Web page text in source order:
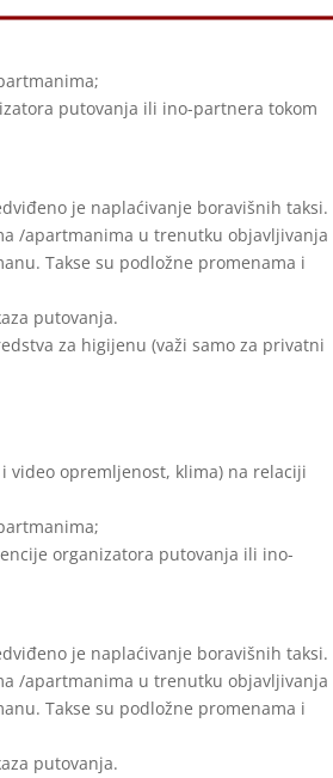
putovanja ili ino-partnera tokom
je naplaćivanje boravišnih taksi.
/apartmanima u trenutku objavljivanja
Takse su podložne promenama i
putovanja.
za higijenu (važi samo za privatni
video opremljenost, klima) na relaciji
organizatora putovanja ili ino-
je naplaćivanje boravišnih taksi.
/apartmanima u trenutku objavljivanja
Takse su podložne promenama i
putovanja.